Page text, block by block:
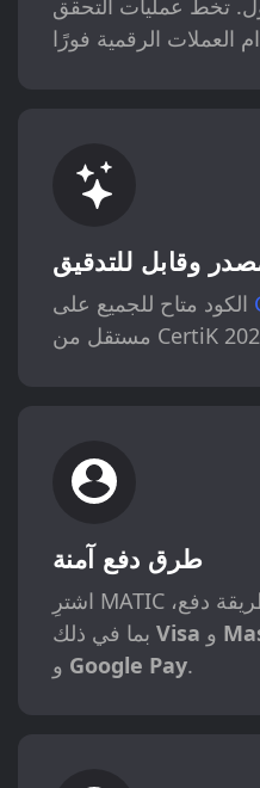
تخطَّ عمليات التحقق
وقابل للتدقيق
طرق دفع آمنة
اشترِ MATIC باستخدام أكثر من 30 طريقة دفع،
Visa
Google Pay.